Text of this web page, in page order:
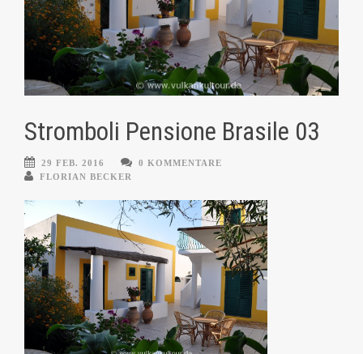
Stromboli Pensione Brasile 03
29 FEB. 2016
0 KOMMENTARE
FLORIAN BECKER